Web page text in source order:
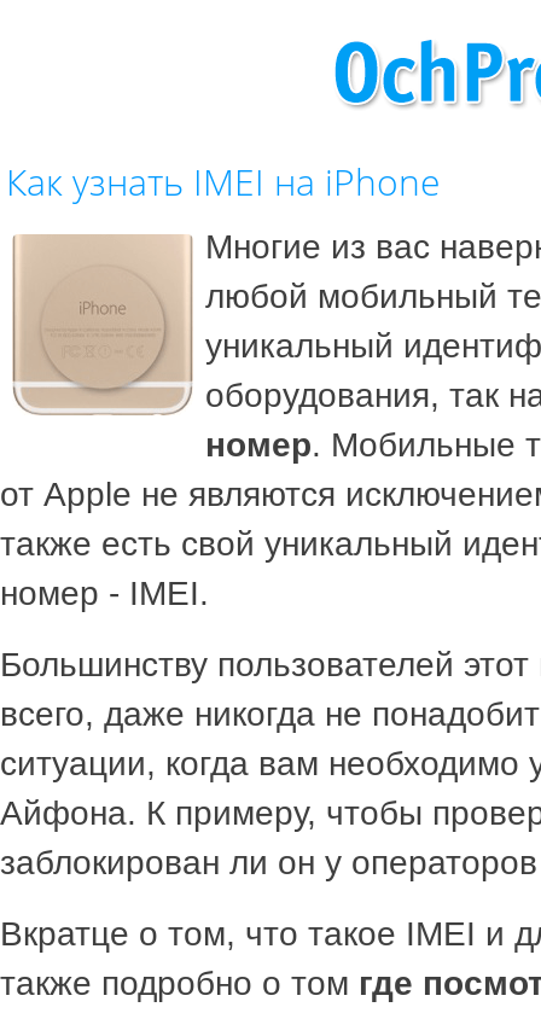
Как узнать IMEI на iPhone
Многие из вас
любой мобильный
уникальный
оборудования, так
номер. Мобильные
от Apple не являются
также есть свой уникальный
номер - IMEI.
Большинству пользователей
всего, даже никогда не
ситуации, когда вам необходимо
Айфона. К примеру, чтобы
заблокирован ли он у
Вкратце о том, что такое IMEI и
также подробно о том где